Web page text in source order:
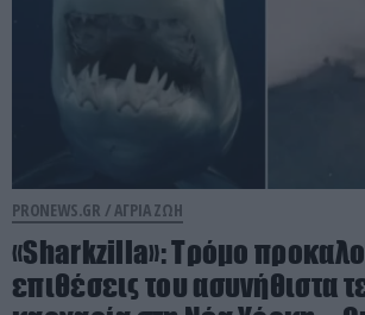
PRONEWS.GR /ΑΓΡΙΑ ΖΩΗ
«Sharkzilla»: Tρόμο
επιθέσεις του ασυνήθιστα